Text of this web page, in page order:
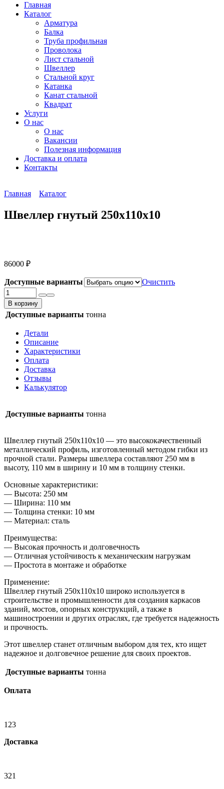
Главная
Каталог
Арматура
Балка
Труба профильная
Проволока
Лист стальной
Швеллер
Стальной круг
Катанка
Канат стальной
Квадрат
Услуги
О нас
О нас
Вакансии
Полезная информация
Доставка и оплата
Контакты
Главная Каталог
Швеллер гнутый 250х110х10
86000 ₽
Доступные варианты
Очистить
Количество
товара
Швеллер
гнутый
В корзину
Доступные варианты тонна
Детали
Описание
Характеристики
Оплата
Доставка
Отзывы
Калькулятор
Доступные варианты тонна
Швеллер гнутый 250х110х10 — это высококачественный
металлический профиль, изготовленный методом гибки из
прочной стали. Размеры швеллера составляют 250 мм в
высоту, 110 мм в ширину и 10 мм в толщину стенки.
Основные характеристики:
— Высота: 250 мм
— Ширина: 110 мм
— Толщина стенки: 10 мм
— Материал: сталь
Преимущества:
— Высокая прочность и долговечность
— Отличная устойчивость к механическим нагрузкам
— Простота в монтаже и обработке
Применение:
Швеллер гнутый 250х110х10 широко используется в
строительстве и промышленности для создания каркасов
зданий, мостов, опорных конструкций, а также в
машиностроении и других отраслях, где требуется надежность
и прочность.
Этот швеллер станет отличным выбором для тех, кто ищет
надежное и долговечное решение для своих проектов.
Доступные варианты тонна
Оплата
123
Доставка
321